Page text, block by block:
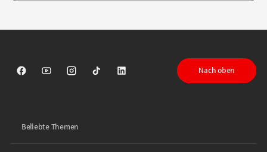
Sparkasse auf Facebook
Sparkasse auf Youtube
Sparkasse auf Instagram
Sparkasse auf TikTok
Sparkasse auf LinkedIn
Nach oben
Beliebte Themen